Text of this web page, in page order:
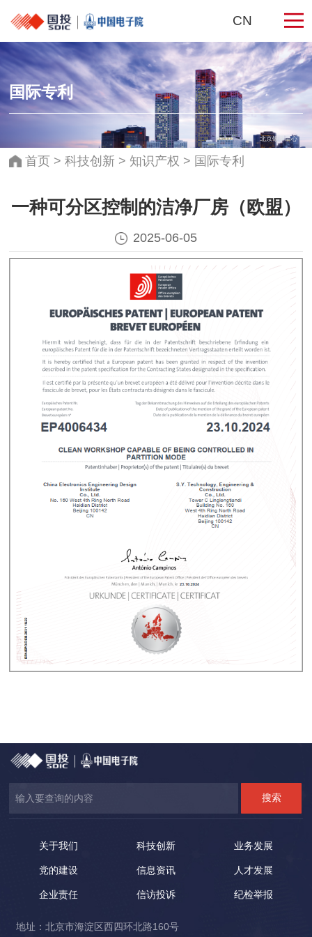
CN
北京银泰中心
国际专利
首页 > 科技创新 > 知识产权 > 国际专利
一种可分区控制的洁净厂房（欧盟）
2025-06-05
关于我们 科技创新 业务发展
党的建设 信息资讯 人才发展
企业责任 信访投诉 纪检举报
地址：北京市海淀区西四环北路160号